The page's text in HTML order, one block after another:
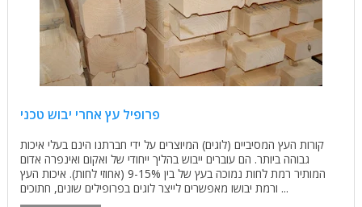
פרופיל עץ אחרי יבוש טכני
קורות העץ המסיביים (לוגים) המיוצרים על ידי חברתנו הינם בעלי איכות
גבוהה ביותר. הם עוברים ייבוש בהליך ייחודי של ואקום ואינפרה אדום
המותיר רמת לחות נמוכה בעץ של בין 9-15% (אחוזי לחות). איכות העץ
ורמת יבושו מאפשרים לייצר לוגים בפרופילים שונים, חתוכים ...